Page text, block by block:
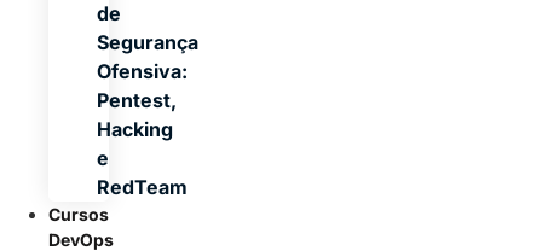
de
Segurança
Ofensiva:
Pentest,
Hacking
e
RedTeam
Cursos
DevOps